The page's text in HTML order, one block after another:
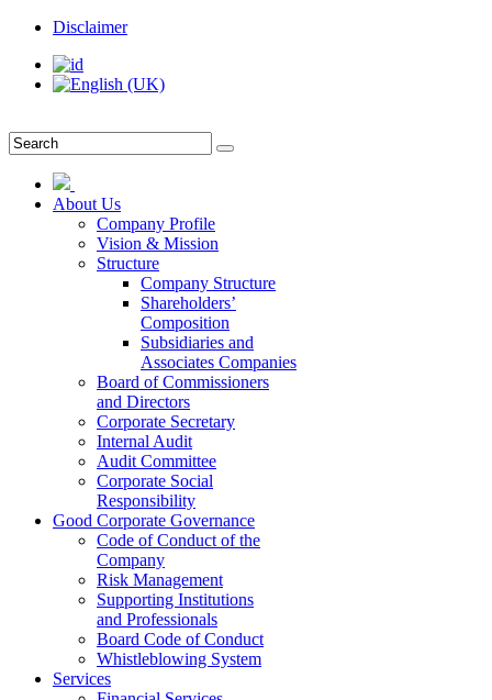
Disclaimer
About Us
Company Profile
Vision & Mission
Structure
Company Structure
Shareholders’
Composition
Subsidiaries and
Associates Companies
Board of Commissioners
and Directors
Corporate Secretary
Internal Audit
Audit Committee
Corporate Social
Responsibility
Good Corporate Governance
Code of Conduct of the
Company
Risk Management
Supporting Institutions
and Professionals
Board Code of Conduct
Whistleblowing System
Services